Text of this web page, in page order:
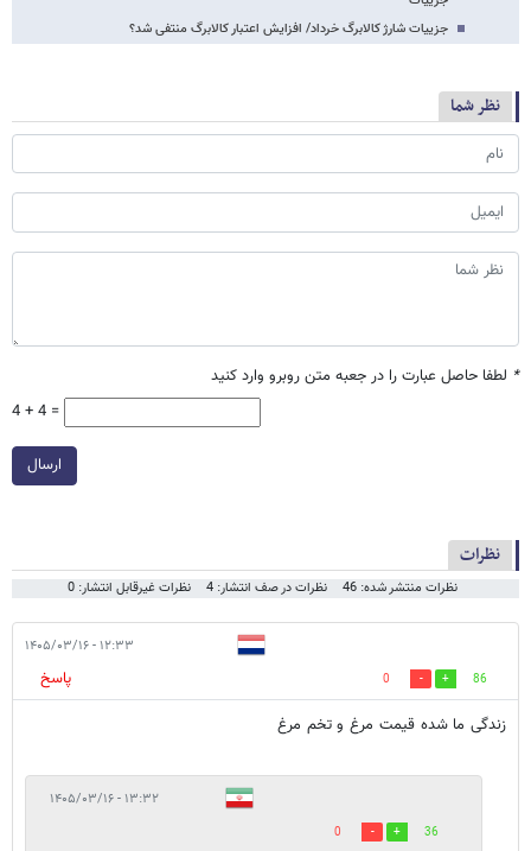
جزییات شارژ کالابرگ خرداد/ افزایش اعتبار کالابرگ منتفی شد؟
نظر شما
* لطفا حاصل عبارت را در جعبه متن روبرو وارد کنید
4 + 4 =
ارسال
نظرات
نظرات منتشر شده: 46 نظرات در صف انتشار: 4 نظرات غیرقابل انتشار: 0
۱۲:۳۳ - ۱۴۰۵/۰۳/۱۶
86
0
پاسخ
زندگی ما شده قیمت مرغ و تخم مرغ
۱۳:۳۲ - ۱۴۰۵/۰۳/۱۶
36
0